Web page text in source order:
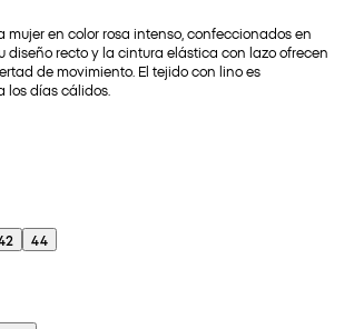
mujer en color rosa intenso, confeccionados en
diseño recto y la cintura elástica con lazo ofrecen
de movimiento. El tejido con lino es
los días cálidos.
44